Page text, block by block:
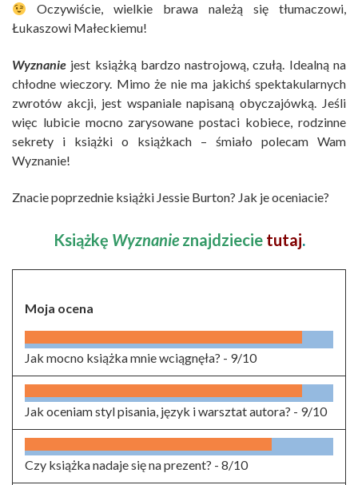
Oczywiście, wielkie brawa należą się tłumaczowi,
Łukaszowi Małeckiemu!
Wyznanie jest książką bardzo nastrojową, czułą. Idealną na
chłodne wieczory. Mimo że nie ma jakichś spektakularnych
zwrotów akcji, jest wspaniale napisaną obyczajówką. Jeśli
więc lubicie mocno zarysowane postaci kobiece, rodzinne
sekrety i książki o książkach – śmiało polecam Wam
Wyznanie!
Znacie poprzednie książki Jessie Burton? Jak je oceniacie?
Książkę Wyznanieznajdziecie tutaj.
Moja ocena
Jak mocno książka mnie wciągnęła? - 9/10
Jak oceniam styl pisania, język i warsztat autora? - 9/10
Czy książka nadaje się na prezent? - 8/10